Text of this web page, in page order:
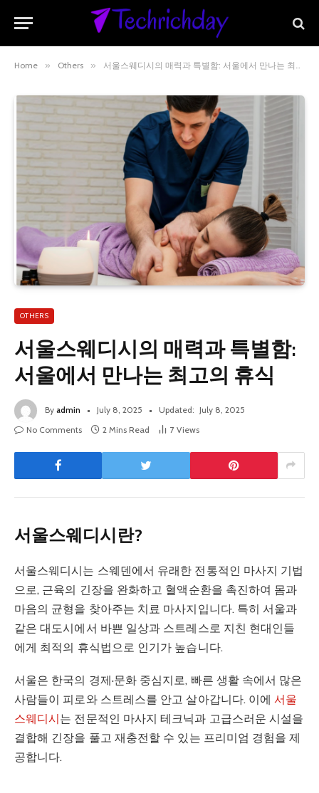
Home » Others » 서울스웨디시의 매력과 특별함: 서울에서 만나는 최고의 휴식
OTHERS
서울스웨디시의 매력과 특별함:
서울에서 만나는 최고의 휴식
By admin July 8, 2025 Updated: July 8, 2025
No Comments
2 Mins Read 7 Views
서울스웨디시란?
서울스웨디시는 스웨덴에서 유래한 전통적인 마사지 기법
으로, 근육의 긴장을 완화하고 혈액순환을 촉진하여 몸과
마음의 균형을 찾아주는 치료 마사지입니다. 특히 서울과
같은 대도시에서 바쁜 일상과 스트레스로 지친 현대인들
에게 최적의 휴식법으로 인기가 높습니다.
서울은 한국의 경제·문화 중심지로, 빠른 생활 속에서 많은
사람들이 피로와 스트레스를 안고 살아갑니다. 이에서울
스웨디시는 전문적인 마사지 테크닉과 고급스러운 시설을
결합해 긴장을 풀고 재충전할 수 있는 프리미엄 경험을 제
공합니다.